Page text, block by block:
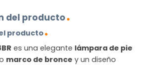
del producto
producto
es una elegante lámpara de pie
marco de bronce y un diseño